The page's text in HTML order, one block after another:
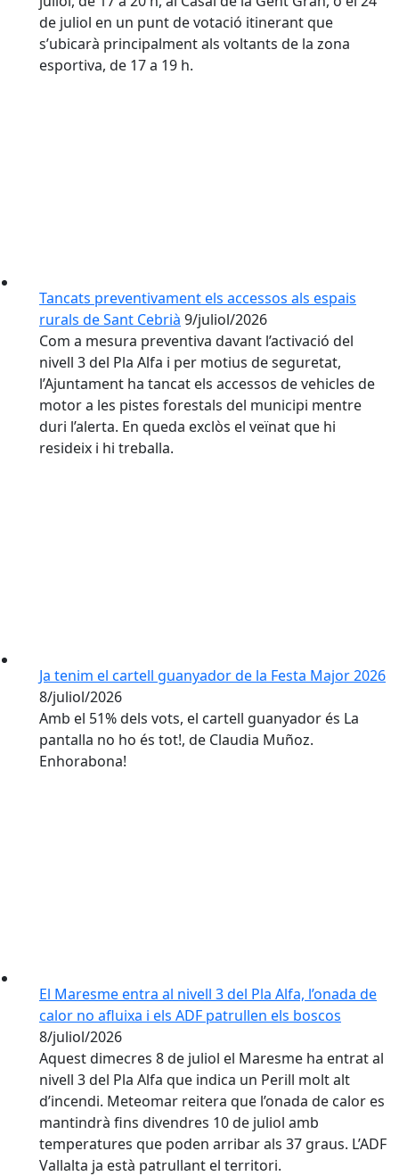
de juliol en un punt de votació itinerant que
s’ubicarà principalment als voltants de la zona
esportiva, de 17 a 19 h.
Tancats preventivament els accessos als espais
rurals de Sant Cebrià 9/juliol/2026
Com a mesura preventiva davant l’activació del
nivell 3 del Pla Alfa i per motius de seguretat,
l’Ajuntament ha tancat els accessos de vehicles de
motor a les pistes forestals del municipi mentre
duri l’alerta. En queda exclòs el veïnat que hi
resideix i hi treballa.
Ja tenim el cartell guanyador de la Festa Major 2026
8/juliol/2026
Amb el 51% dels vots, el cartell guanyador és La
pantalla no ho és tot!, de Claudia Muñoz.
Enhorabona!
El Maresme entra al nivell 3 del Pla Alfa, l’onada de
calor no afluixa i els ADF patrullen els boscos
8/juliol/2026
Aquest dimecres 8 de juliol el Maresme ha entrat al
nivell 3 del Pla Alfa que indica un Perill molt alt
d’incendi. Meteomar reitera que l’onada de calor es
mantindrà fins divendres 10 de juliol amb
temperatures que poden arribar als 37 graus. L’ADF
Vallalta ja està patrullant el territori.